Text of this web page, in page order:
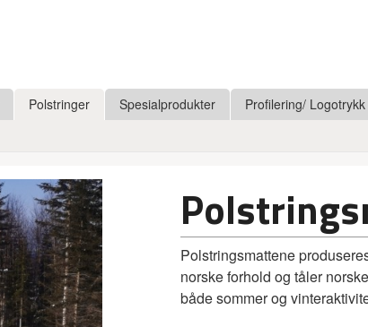
Polstringer Spesialprodukter Profilering/ Logotrykk
Polstringsmattene
norske forhold og tåler
både sommer og